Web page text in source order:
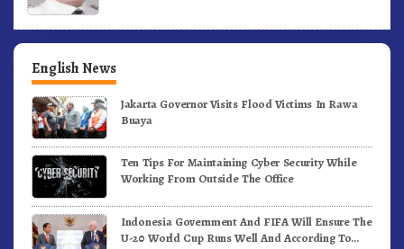
English News
Jakarta Governor Visits Flood Victims In Rawa
Buaya
Ten Tips For Maintaining Cyber Security While
Working From Outside The Office
Indonesia Government And FIFA Will Ensure The
U-20 World Cup Runs Well And According To